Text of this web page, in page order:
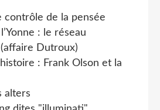
contrôle de la pensée
: le réseau
Dutroux)
: Frank Olson et la
alters